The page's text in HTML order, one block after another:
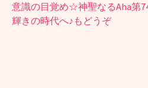
意識の目覚め☆神聖なるAha第
輝きの時代へ♪もどうぞ